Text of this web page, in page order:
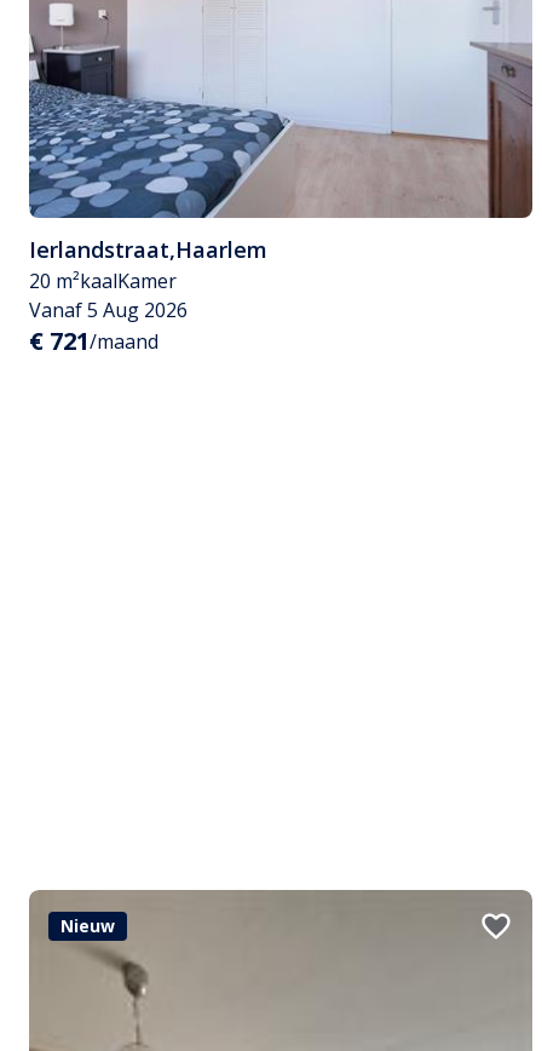
Ierlandstraat,Haarlem
20 m²kaalKamer
Vanaf 5 Aug 2026
€ 721/maand
Nieuw